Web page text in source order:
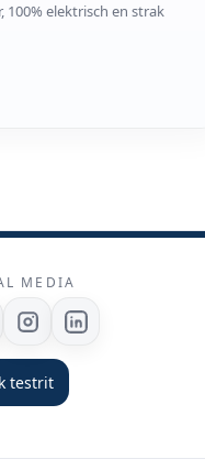
100% elektrisch en strak
MEDIA
InstagramLinkedin
testrit